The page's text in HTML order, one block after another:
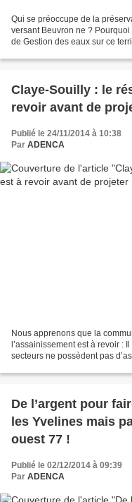
Qui se préoccupe de la
versant Beuvron ne ? Pourquoi
de Gestion des eaux sur ce
Claye-Souilly : le
revoir avant de
Publié le 24/11/2014 à 10:38
Par ADENCA
Nous apprenons que la
l’assainissement est à revoir :
secteurs ne possèdent pas
De l’argent pour
les Yvelines mais
ouest 77 !
Publié le 02/12/2014 à 09:39
Par ADENCA